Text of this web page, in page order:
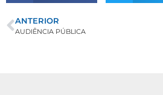
ANTERIOR
AUDIÊNCIA PÚBLICA